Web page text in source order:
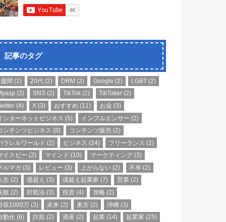
記事のタグ
間 (2) 20代 (2) DRM (2) Google (2) LGBT(2)
(2) SNS (2) TikTok (2) TikToker(2)
(4) X (3) おすすめ (11) お金 (3)
ンターネットビジネス (5) インフルエンサー (2)
ンテンツビジネス (8) コンテンツ販売 (2)
ラレルワールド (2) ビジネス (24) フリーランス (2)
イスピー (2) マインド (10) マーケティング (3)
ルマガ (3) レビュー (3) 上がらない (2) 不幸(2)
生 (2) 億超え (3) 億超え起業家 (7) 営業 (2)
敗 (2) 対処法 (3) 投資 (4) 攻略 (2)
収1000万 (3) 未来 (2) 東京 (2) 沖縄 (3)
動化 (6) 詐欺 (2) 資産 (2) 起業 (14) 起業家 (25)